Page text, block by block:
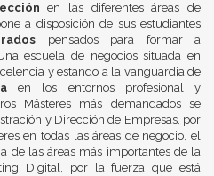
en las diferentes áreas de
a disposición de sus estudiantes
pensados para formar a
escuela de negocios situada en
y estando a la vanguardia de
en los entornos profesional y
Másteres más demandados se
y Dirección de Empresas, por
en todas las áreas de negocio, el
de las áreas más importantes de la
Digital, por la fuerza que está